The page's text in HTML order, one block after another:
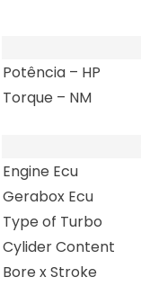
Potência – HP
Torque – NM
Engine Ecu
Gerabox Ecu
Type of Turbo
Cylider Content
Bore x Stroke